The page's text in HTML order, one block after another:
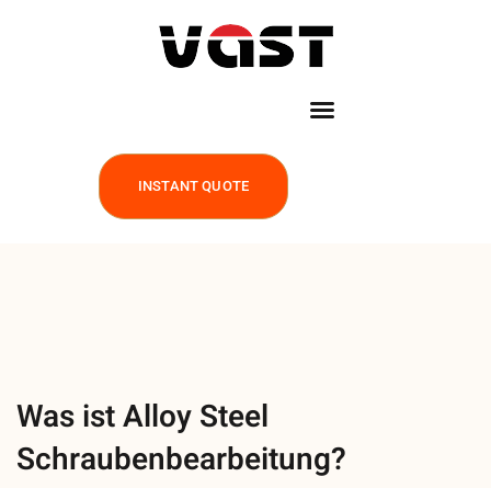
INSTANT QUOTE
Was ist Alloy Steel
Schraubenbearbeitung?